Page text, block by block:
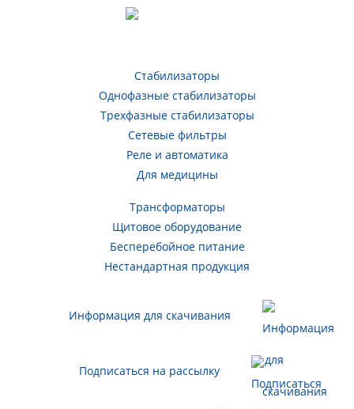
Стабилизаторы
Однофазные стабилизаторы
Трехфазные стабилизаторы
Сетевые фильтры
Реле и автоматика
Для медицины
Трансформаторы
Щитовое оборудование
Бесперебойное питание
Нестандартная продукция
Информация для скачивания
Подписаться на рассылку